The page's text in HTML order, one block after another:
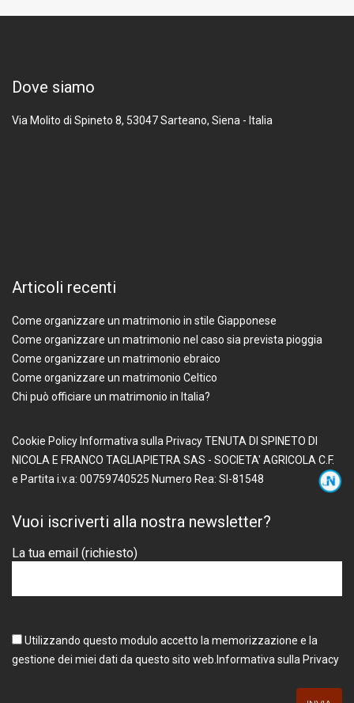
Dove siamo
Via Molito di Spineto 8, 53047Sarteano, Siena - Italia
Articoli recenti
Come organizzare un matrimonio in stile Giapponese
Come organizzare un matrimonio nel caso sia prevista pioggia
Come organizzare un matrimonio ebraico
Come organizzare un matrimonio Celtico
Chi può officiare un matrimonio in Italia?
Cookie Policy Informativa sulla PrivacyTENUTA DI SPINETO DI
NICOLA E FRANCO TAGLIAPIETRA SAS - SOCIETA' AGRICOLA C.F.
e Partita i.v.a: 00759740525 Numero Rea: SI-81548
Vuoi iscriverti alla nostra newsletter?
La tua email (richiesto)
Utilizzando questo modulo accetto la memorizzazione e la
gestione dei miei dati da questo sito web. Informativa sulla Privacy